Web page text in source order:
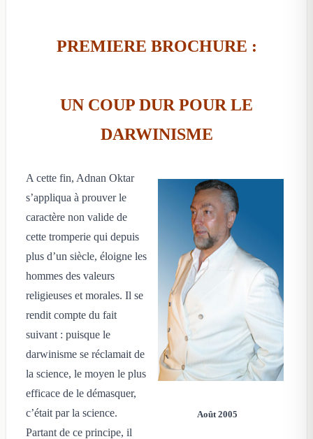
PREMIERE BROCHURE :
UN COUP DUR POUR LE
DARWINISME
Août2005
A cette fin, Adnan Oktar
s’appliqua à prouver le
caractère non valide de
cette tromperie qui depuis
plus d’un siècle, éloigne les
hommes des valeurs
religieuses et morales. Il se
rendit compte du fait
suivant : puisque le
darwinisme se réclamait de
la science, le moyen le plus
efficace de le démasquer,
c’était par la science.
Partant de ce principe, il